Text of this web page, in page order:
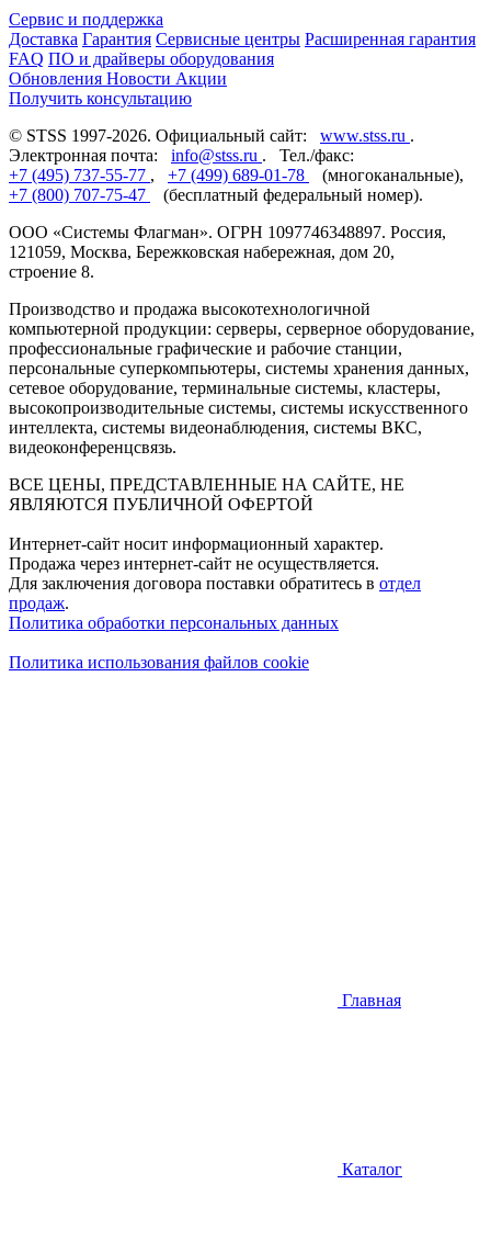
Сервис и поддержка
Доставка Гарантия Сервисные центры Расширенная гарантия
FAQ ПО и драйверы оборудования
Обновления Новости Акции
Получить консультацию
© STSS 1997-2026. Официальный сайт: www.stss.ru .
Электронная почта: info@stss.ru . Тел./факс:
+7 (495) 737-55-77 , +7 (499) 689-01-78
(многоканальные),
+7 (800) 707-75-47
(бесплатный федеральный номер).
ООО «Системы Флагман». ОГРН 1097746348897. Россия,
121059, Москва, Бережковская набережная, дом 20,
строение 8.
Производство и продажа высокотехнологичной
компьютерной продукции: серверы, серверное оборудование,
профессиональные графические и рабочие станции,
персональные суперкомпьютеры, системы хранения данных,
сетевое оборудование, терминальные системы, кластеры,
высокопроизводительные системы, системы искусственного
интеллекта, системы видеонаблюдения, системы ВКС,
видеоконференцсвязь.
ВСЕ ЦЕНЫ, ПРЕДСТАВЛЕННЫЕ НА САЙТЕ, НЕ
ЯВЛЯЮТСЯ ПУБЛИЧНОЙ ОФЕРТОЙ
Интернет-сайт носит информационный характер.
Продажа через интернет-сайт не осуществляется.
Для заключения договора поставки обратитесь в отдел
продаж.
Политика обработки персональных данных
Политика использования файлов cookie
Главная
Каталог